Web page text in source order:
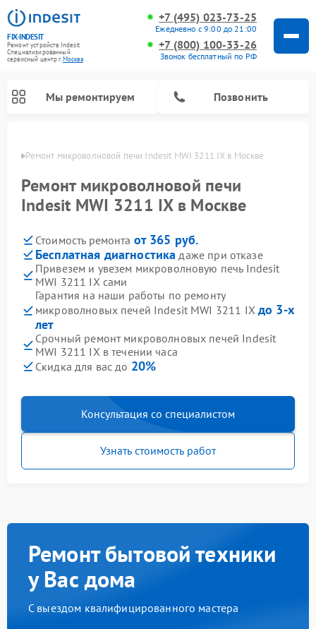
FIX-INDESIT
Ремонт устройств Indesit
Специализированный
cервисный центр г.Москва
+7 (495) 023-73-25
Ежедневно с 9:00 до 21:00
+7 (800) 100-33-26
Звонок бесплатный по РФ
Мы ремонтируем Позвонить
Ремонт микроволновой печи Indesit MWI 3211 IX в Москве
Ремонт микроволновой печи
Indesit MWI 3211 IX в Москве
Стоимость ремонта от 365 руб.
Бесплатная диагностика даже при отказе
Привезем и увезем микроволновую печь Indesit
MWI 3211 IX сами
Гарантия на наши работы по ремонту
микроволновых печей Indesit MWI 3211 IX до 3-х
лет
Срочный ремонт микроволновых печей Indesit
MWI 3211 IX в течении часа
Скидка для вас до 20%
Консультация со специалистом
Узнать стоимость работ
Ремонт бытовой техники
у Вас дома
С выездом квалифицированного мастера